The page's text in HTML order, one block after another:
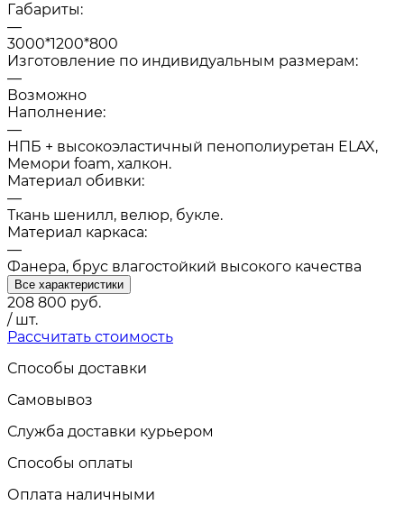
Габариты:
—
3000*1200*800
Изготовление по индивидуальным размерам:
—
Возможно
Наполнение:
—
НПБ + высокоэластичный пенополиуретан ELAX,
Мемори foam, халкон.
Материал обивки:
—
Ткань шенилл, велюр, букле.
Материал каркаса:
—
Фанера, брус влагостойкий высокого качества
Все характеристики
208 800 руб.
/ шт.
Рассчитать стоимость
Способы доставки
Самовывоз
Служба доставки курьером
Способы оплаты
Оплата наличными